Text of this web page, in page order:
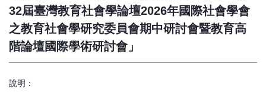
32屆臺灣教育社會學論壇2026年國際社會學會
之教育社會學研究委員會期中研討會暨教育高
階論壇國際學術研討會」
說明：